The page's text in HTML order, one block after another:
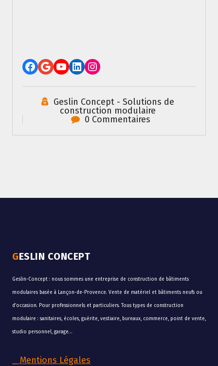
Facebook Google YouTube LinkedIn Instagram
Geslin Concept - Solutions de
construction modulaire
0 Commentaires
GESLIN CONCEPT
Geslin-Concept : nous sommes une entreprise de construction de bâtiments
modulaires basée à Lançon-de-Provence. Vente de matériel et bâtiments neufs ou
d’occasion. Pour professionnels et particuliers. Tous types de construction
modulaire : sanitaires, écoles, guérite, vestiaire, bureaux, commerce, point de vente,
studio personnel, garage…
Mentions Légales